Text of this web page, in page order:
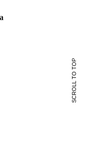
SCROLL TO TOP